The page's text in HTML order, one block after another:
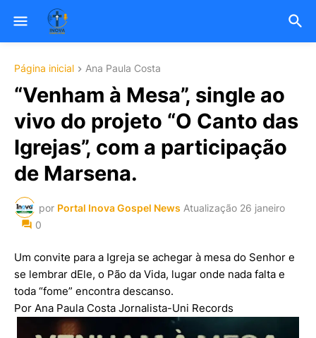
Página inicial Ana Paula Costa
“Venham à Mesa”, single ao
vivo do projeto “O Canto das
Igrejas”, com a participação
de Marsena.
por Portal Inova Gospel News Atualização 26 janeiro
0
Um convite para a Igreja se achegar à mesa do Senhor e
se lembrar dEle, o Pão da Vida, lugar onde nada falta e
toda “fome” encontra descanso.
Por Ana Paula Costa Jornalista-Uni Records